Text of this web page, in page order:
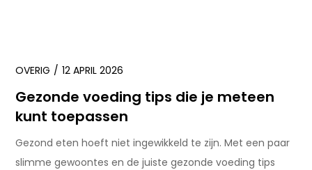
OVERIG 12 APRIL 2026
Gezonde voeding tips die je meteen
kunt toepassen
Gezond eten hoeft niet ingewikkeld te zijn. Met een paar
slimme gewoontes en de juiste gezonde voeding tips